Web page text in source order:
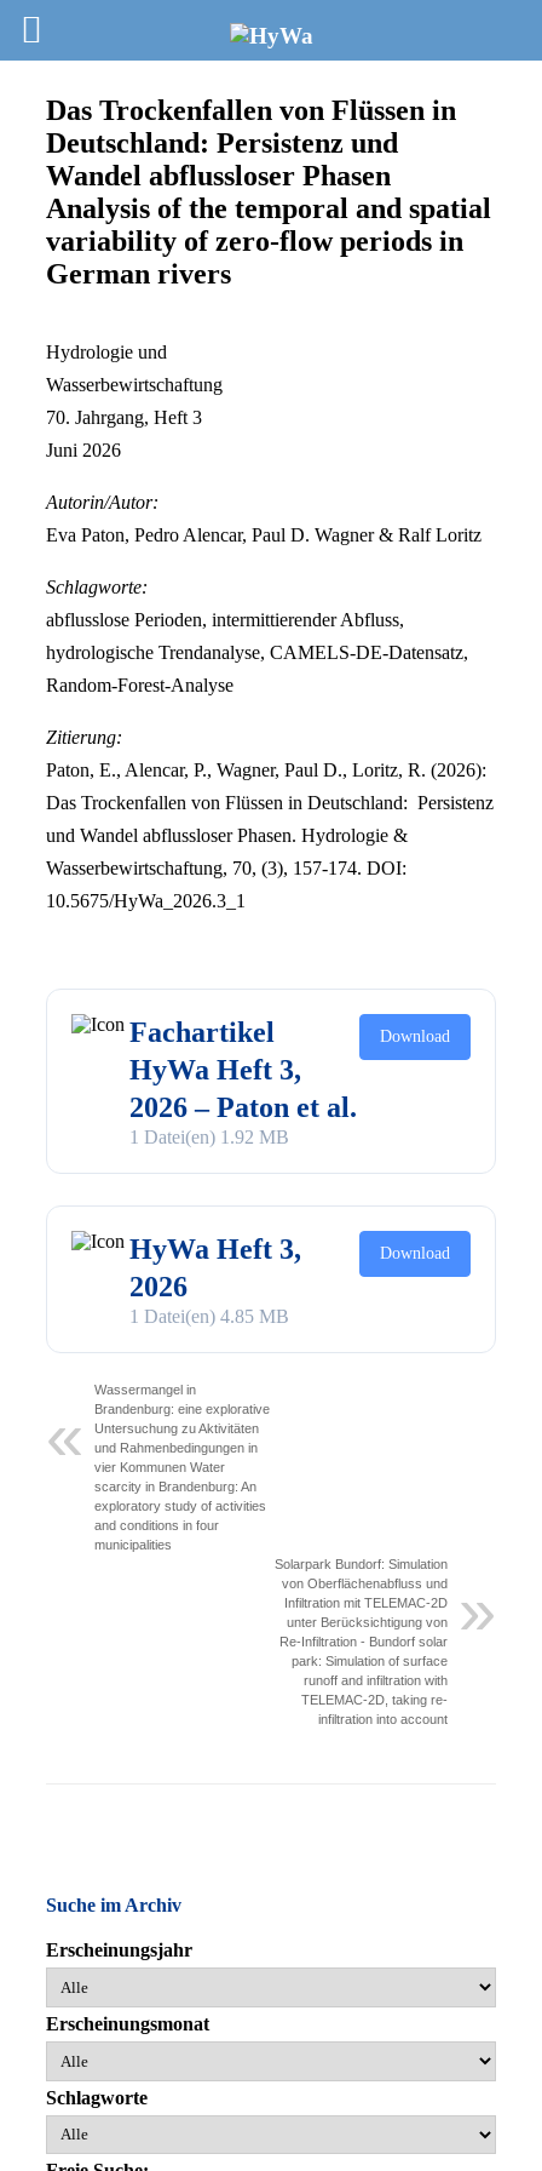
Das Trockenfallen von Flüssen in
Deutschland: Persistenz und
Wandel abflussloser Phasen
Analysis of the temporal and spatial
variability of zero-flow periods in
German rivers
Hydrologie und
Wasserbewirtschaftung
70. Jahrgang, Heft 3
Juni 2026
Autorin/Autor:
Eva Paton, Pedro Alencar, Paul D. Wagner & Ralf Loritz
Schlagworte:
abflusslose Perioden, intermittierender Abfluss,
hydrologische Trendanalyse, CAMELS-DE-Datensatz,
Random-Forest-Analyse
Zitierung:
Paton, E., Alencar, P., Wagner, Paul D., Loritz, R. (2026):
Das Trockenfallen von Flüssen in Deutschland: Persistenz
und Wandel abflussloser Phasen. Hydrologie &
Wasserbewirtschaftung, 70, (3), 157-174. DOI:
10.5675/HyWa_2026.3_1
Fachartikel
HyWa Heft 3,
2026 – Paton et al.
1 Datei(en) 1.92 MB
Download
HyWa Heft 3,
2026
1 Datei(en) 4.85 MB
Download
Wassermangel in
Brandenburg: eine explorative
Untersuchung zu Aktivitäten
und Rahmenbedingungen in
vier Kommunen Water
scarcity in Brandenburg: An
exploratory study of activities
and conditions in four
municipalities
Solarpark Bundorf: Simulation
von Oberflächenabfluss und
Infiltration mit TELEMAC-2D
unter Berücksichtigung von
Re-Infiltration - Bundorf solar
park: Simulation of surface
runoff and infiltration with
TELEMAC-2D, taking re-
infiltration into account
Suche im Archiv
Erscheinungsjahr
Erscheinungsmonat
Schlagworte